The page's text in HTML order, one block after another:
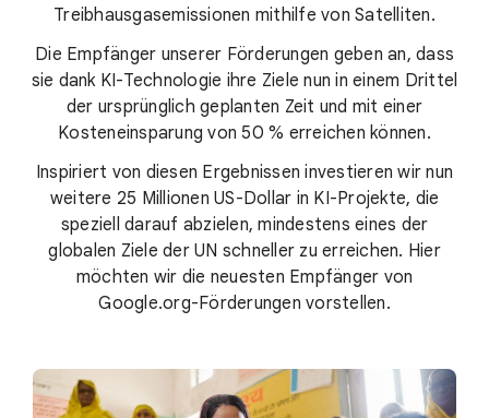
Treibhausgasemissionen mithilfe von Satelliten.
Die Empfänger unserer Förderungen geben an, dass
sie dank KI-Technologie ihre Ziele nun in einem Drittel
der ursprünglich geplanten Zeit und mit einer
Kosteneinsparung von 50 % erreichen können.
Inspiriert von diesen Ergebnissen investieren wir nun
weitere 25 Millionen US-Dollar in KI-Projekte, die
speziell darauf abzielen, mindestens eines der
globalen Ziele der UN schneller zu erreichen. Hier
möchten wir die neuesten Empfänger von
Google.org-Förderungen vorstellen.